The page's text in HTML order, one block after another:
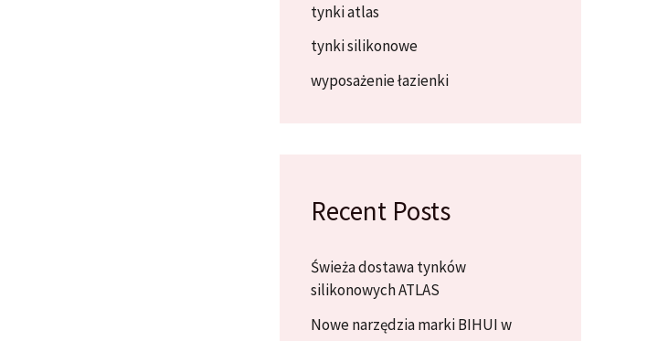
tynki atlas
tynki silikonowe
wyposażenie łazienki
Recent Posts
Świeża dostawa tynków
silikonowych ATLAS
Nowe narzędzia marki BIHUI w